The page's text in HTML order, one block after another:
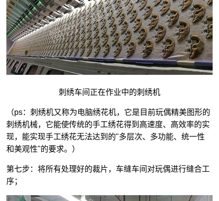
刺绣车间正在作业中的刺绣机
（ps：刺绣机又称为电脑绣花机，它是目前玩偶精美图形的
刺绣机械，它能使传统的手工绣花得到高速度、高效率的实
现，能实现手工绣花无法达到的"多层次、多功能、统一性
和美观性"的要求。）
第七步：将所有处理好的裁片，车缝车间对玩偶进行缝合工
序；